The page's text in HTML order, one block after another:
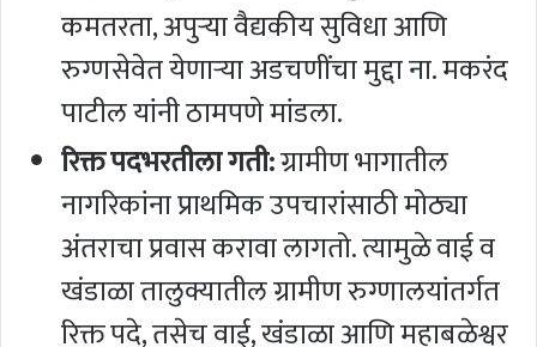
कमतरता, अपुऱ्या वैद्यकीय सुविधा आणि
रुग्णसेवेत येणाऱ्या अडचणींचा मुद्दा ना. मकरंद
पाटील यांनी ठामपणे मांडला.
रिक्त पदभरतीला गती:ग्रामीण भागातील
नागरिकांना प्राथमिक उपचारांसाठी मोठ्या
अंतराचा प्रवास करावा लागतो. त्यामुळे वाई व
खंडाळा तालुक्यातील ग्रामीण रुग्णालयांतर्गत
रिक्त पदे, तसेच वाई, खंडाळा आणि महाबळेश्वर